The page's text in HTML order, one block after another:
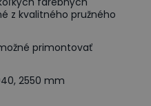
z kvalitného pružného
primontovať
2550 mm